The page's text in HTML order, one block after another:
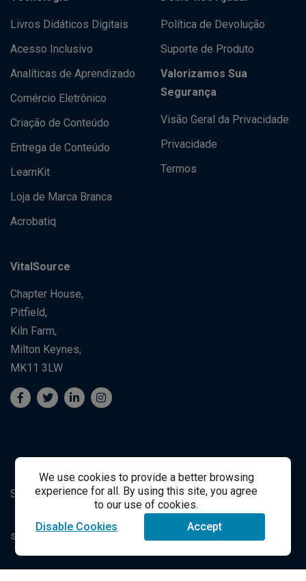
We use cookies to provide a better browsing
experience for all. By using this site, you agree
to our use of cookies.
Disable Cookies
Accept
Livros Didáticos Digitais
Acesso Inclusivo
Analíticas de Aprendizado
Comércio Eletrônico
Criação de Conteúdo
Entrega de Conteúdo
LearnKit
Loja de Marca Branca
Acrobatiq
Política de Devolução
Suporte de Produto
Valorizamos Sua
Segurança
Visão Geral da Privacidade
Privacidade
Termos
VitalSource
Chapter House,
Pitfield,
Kiln Farm,
Milton Keynes,
MK11 3LW
Suporte ao Estudante Student Support
success@vitalsource.com